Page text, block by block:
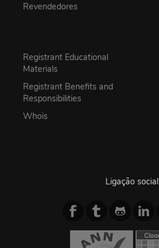
Revendedores
Registrant Educational
Materials
Registrant Benefits and
Responsibilities
Whois
Ligação social